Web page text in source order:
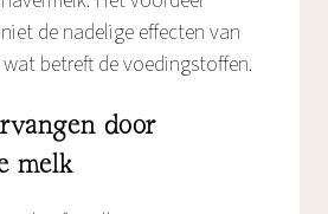
de nadelige effecten van
betreft de voedingstoffen.
door
melk